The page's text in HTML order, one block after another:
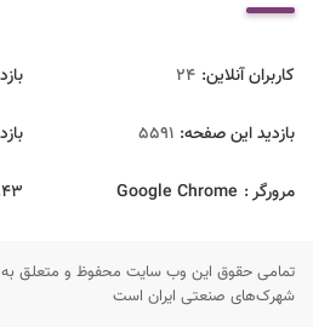
کاربران آنلاین: 24
بازدید این صفحه: 5591
مرورگر : Google Chrome
تمامی حقوق این وب سایت محفوظ و متعلق
شهرک‌های صنعتی ایران است